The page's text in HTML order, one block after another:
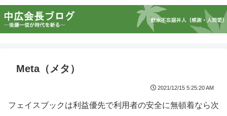
Meta（メタ）
2021/12/15 5:25:20 AM
フェイスブックは利益優先で利用者の安全に無頓着なら次